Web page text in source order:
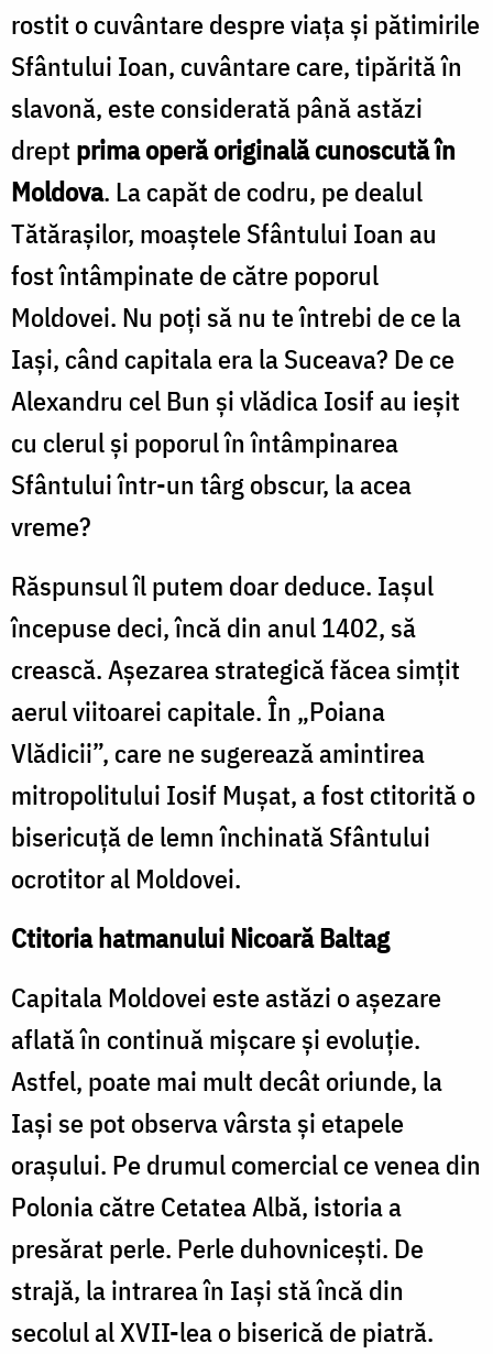
rostit o cuvântare despre viaţa şi pătimirile
Sfântului Ioan, cuvântare care, tipărită în
slavonă, este considerată până astăzi
drept prima operă originală cunoscută în
Moldova. La capăt de codru, pe dealul
Tătăraşilor, moaştele Sfântului Ioan au
fost întâmpinate de către poporul
Moldovei. Nu poţi să nu te întrebi de ce la
Iaşi, când capitala era la Suceava? De ce
Alexandru cel Bun şi vlădica Iosif au ieşit
cu clerul şi poporul în întâmpinarea
Sfântului într-un târg obscur, la acea
vreme?
Răspunsul îl putem doar deduce. Iaşul
începuse deci, încă din anul 1402, să
crească. Aşezarea strategică făcea simţit
aerul viitoarei capitale. În „Poiana
Vlădicii”, care ne sugerează amintirea
mitropolitului Iosif Muşat, a fost ctitorită o
bisericuţă de lemn închinată Sfântului
ocrotitor al Moldovei.
Ctitoria hatmanului Nicoară Baltag
Capitala Moldovei este astăzi o aşezare
aflată în continuă mişcare şi evoluţie.
Astfel, poate mai mult decât oriunde, la
Iaşi se pot observa vârsta şi etapele
oraşului. Pe drumul comercial ce venea din
Polonia către Cetatea Albă, istoria a
presărat perle. Perle duhovniceşti. De
strajă, la intrarea în Iaşi stă încă din
secolul al XVII-lea o biserică de piatră.